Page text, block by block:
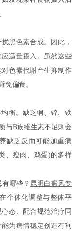
黑色素合成。因此，
适量摄入。虽然这些
色素代谢产生抑制作
免偏食。
衡。缺乏铜、锌、铁
与B族维生素不足则会
缺乏反而可能加重病
、瘦肉、鸡蛋)的多样
哪些？ 昆明白癜风专
个体化调整与整体平
态、配合规范治疗同
为病情稳定创造有利